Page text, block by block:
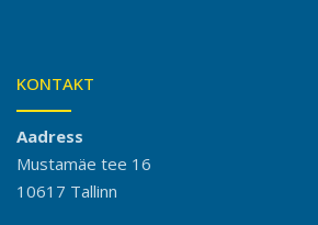
KONTAKT
Aadress
Mustamäe tee 16
10617 Tallinn